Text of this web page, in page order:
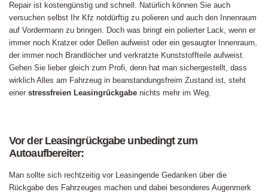
Repair ist kostengünstig und schnell. Natürlich können Sie auch
versuchen selbst Ihr Kfz notdürftig zu polieren und auch den Innenraum
auf Vordermann zu bringen. Doch was bringt ein polierter Lack, wenn er
immer noch Kratzer oder Dellen aufweist oder ein gesaugter Innenraum,
der immer noch Brandlöcher und verkratzte Kunststoffteile aufweist.
Gehen Sie lieber gleich zum Profi, denn hat man sichergestellt, dass
wirklich Alles am Fahrzeug in beanstandungsfreim Zustand ist, steht
einer stressfreien Leasingrückgabe nichts mehr im Weg.
Vor der Leasingrückgabe unbedingt zum
Autoaufbereiter:
Man sollte sich rechtzeitig vor Leasingende Gedanken über die
Rückgabe des Fahrzeuges machen und dabei besonderes Augenmerk